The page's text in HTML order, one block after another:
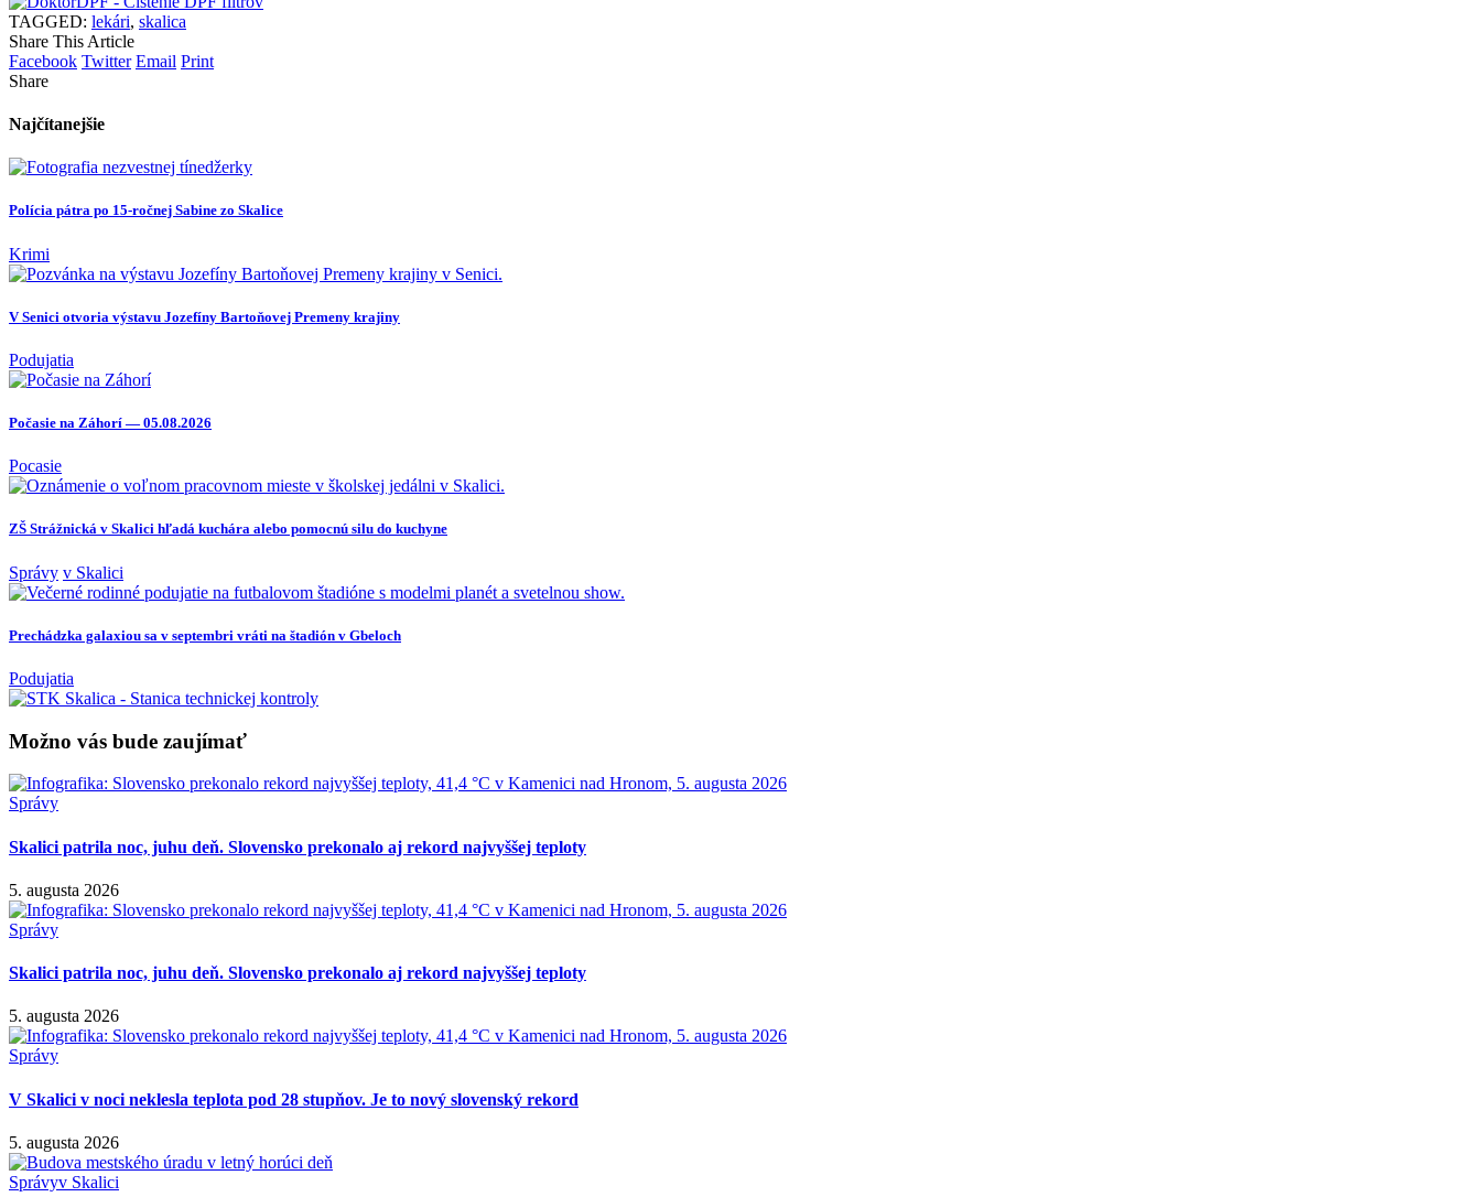
TAGGED: lekári, skalica
Share This Article
Facebook Twitter Email Print
Share
Najčítanejšie
Polícia pátra po 15-ročnej Sabine zo Skalice
Krimi
V Senici otvoria výstavu Jozefíny Bartoňovej Premeny krajiny
Podujatia
Počasie na Záhorí — 05.08.2026
Pocasie
ZŠ Strážnická v Skalici hľadá kuchára alebo pomocnú silu do kuchyne
Správy v Skalici
Prechádzka galaxiou sa v septembri vráti na štadión v Gbeloch
Podujatia
Možno vás bude zaujímať
Správy
Skalici patrila noc, juhu deň. Slovensko prekonalo aj rekord najvyššej teploty
5. augusta 2026
Správy
Skalici patrila noc, juhu deň. Slovensko prekonalo aj rekord najvyššej teploty
5. augusta 2026
Správy
V Skalici v noci neklesla teplota pod 28 stupňov. Je to nový slovenský rekord
5. augusta 2026
Správyv Skalici